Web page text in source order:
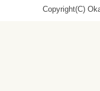
Copyright(C)